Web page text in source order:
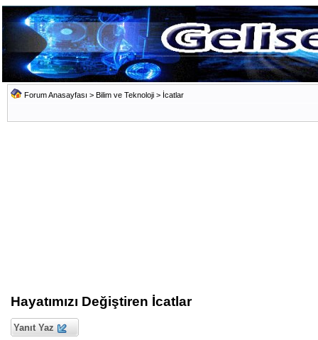
Forum Anasayfası > Bilim ve Teknoloji > İcatlar
Hayatımızı Değiştiren İcatlar
Yanıt Yaz